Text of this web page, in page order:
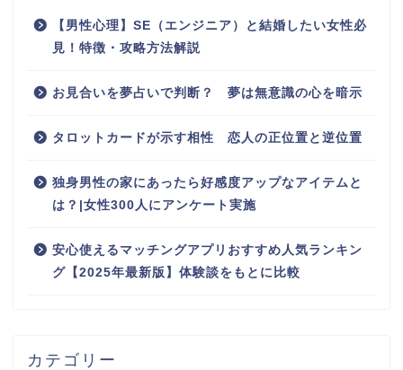
【男性心理】SE（エンジニア）と結婚したい女性必
見！特徴・攻略方法解説
お見合いを夢占いで判断？ 夢は無意識の心を暗示
タロットカードが示す相性 恋人の正位置と逆位置
独身男性の家にあったら好感度アップなアイテムと
は？|女性300人にアンケート実施
安心使えるマッチングアプリおすすめ人気ランキン
グ【2025年最新版】体験談をもとに比較
カテゴリー